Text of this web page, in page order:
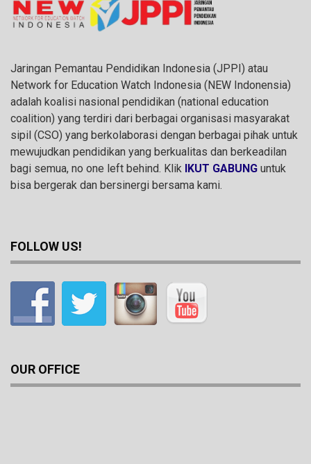
Jaringan Pemantau Pendidikan Indonesia (JPPI) atau
Network for Education Watch Indonesia (NEW Indonensia)
adalah koalisi nasional pendidikan (national education
coalition) yang terdiri dari berbagai organisasi masyarakat
sipil (CSO) yang berkolaborasi dengan berbagai pihak untuk
mewujudkan pendidikan yang berkualitas dan berkeadilan
bagi semua, no one left behind. Klik IKUT GABUNG untuk
bisa bergerak dan bersinergi bersama kami.
FOLLOW US!
OUR OFFICE